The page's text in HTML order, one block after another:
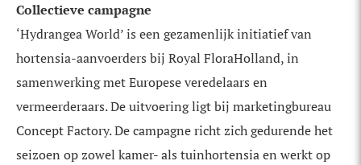
Collectieve campagne
‘Hydrangea World’ is een gezamenlijk initiatief van
hortensia-aanvoerders bij Royal FloraHolland, in
samenwerking met Europese veredelaars en
vermeerderaars. De uitvoering ligt bij marketingbureau
Concept Factory. De campagne richt zich gedurende het
seizoen op zowel kamer- als tuinhortensia en werkt op